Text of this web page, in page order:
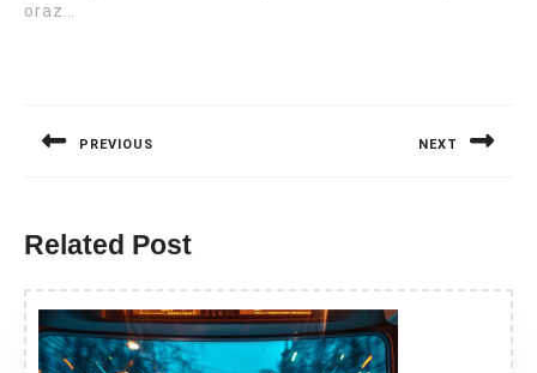
oraz…
PREVIOUS NEXT
Related Post